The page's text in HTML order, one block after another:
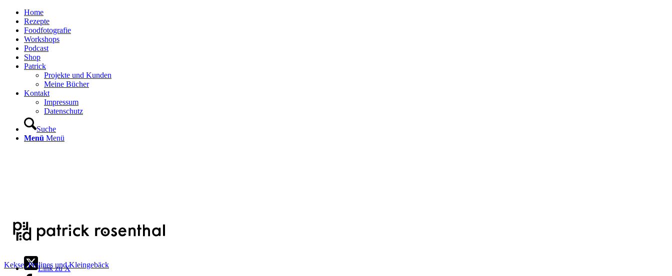
Home
Rezepte
Foodfotografie
Workshops
Podcast
Shop
Patrick
Projekte und Kunden
Meine Bücher
Kontakt
Impressum
Datenschutz
Suche
Menü Menü
Link zu X
Kekse, Pralines und Kleingebäck